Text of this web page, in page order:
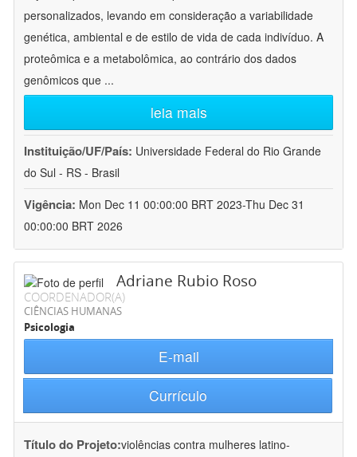
personalizados, levando em consideração a variabilidade
genética, ambiental e de estilo de vida de cada indivíduo. A
proteômica e a metabolômica, ao contrário dos dados
genômicos que ...
leia mais
Instituição/UF/País: Universidade Federal do Rio Grande
do Sul - RS - Brasil
Vigência: Mon Dec 11 00:00:00 BRT 2023-Thu Dec 31
00:00:00 BRT 2026
Adriane Rubio Roso
COORDENADOR(A)
CIÊNCIAS HUMANAS
Psicologia
E-mail
Currículo
Título do Projeto:violências contra mulheres latino-